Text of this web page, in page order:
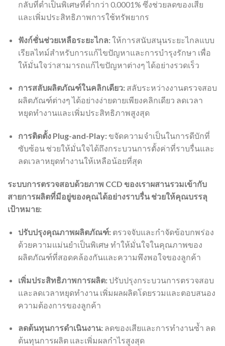
กลับที่ต่ำเป็นพิเศษที่ต่ำกว่า 0.0001% ซึ่งช่วยลดของเสีย
และเพิ่มประสิทธิภาพการใช้ทรัพยากร
ฟังก์ชั่นช่วยเหลือระยะไกล:ให้การสนับสนุนระยะไกลแบบ
เรียลไทม์สำหรับการแก้ไขปัญหาและการบำรุงรักษา เพื่อ
ให้มั่นใจว่าสามารถแก้ไขปัญหาต่างๆ ได้อย่างรวดเร็ว
การสลับผลิตภัณฑ์ในคลิกเดียว:สลับระหว่างงานตรวจสอบ
ผลิตภัณฑ์ต่างๆ ได้อย่างง่ายดายเพียงคลิกเดียว ลดเวลา
หยุดทำงานและเพิ่มประสิทธิภาพสูงสุด
การติดตั้ง Plug-and-Play:ขจัดความจำเป็นในการดีบักที่
ซับซ้อน ช่วยให้มั่นใจได้ถึงกระบวนการตั้งค่าที่ราบรื่นและ
ลดเวลาหยุดทำงานให้เหลือน้อยที่สุด
ระบบการตรวจสอบด้วยภาพ CCD ของเราผสานรวมเข้ากับ
สายการผลิตที่มีอยู่ของคุณได้อย่างราบรื่น ช่วยให้คุณบรรลุ
เป้าหมาย:
ปรับปรุงคุณภาพผลิตภัณฑ์:ตรวจจับและกำจัดข้อบกพร่อง
ด้วยความแม่นยำเป็นพิเศษ ทำให้มั่นใจในคุณภาพของ
ผลิตภัณฑ์ที่สอดคล้องกันและความพึงพอใจของลูกค้า
เพิ่มประสิทธิภาพการผลิต:ปรับปรุงกระบวนการตรวจสอบ
และลดเวลาหยุดทำงาน เพิ่มผลผลิตโดยรวมและตอบสนอง
ความต้องการของลูกค้า
ลดต้นทุนการดำเนินงาน:ลดของเสียและการทำงานซ้ำ ลด
ต้นทุนการผลิต และเพิ่มผลกำไรสูงสุด